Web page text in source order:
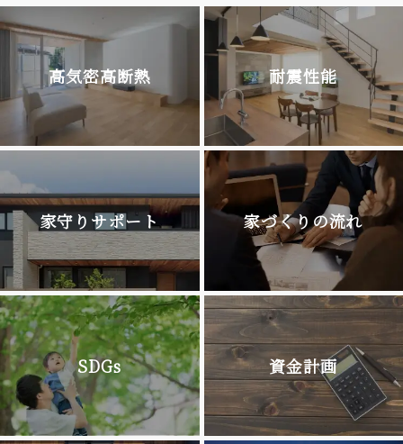
高気密高断熱 耐震性能
家守りサポート 家づくりの流れ
SDGs 資金計画